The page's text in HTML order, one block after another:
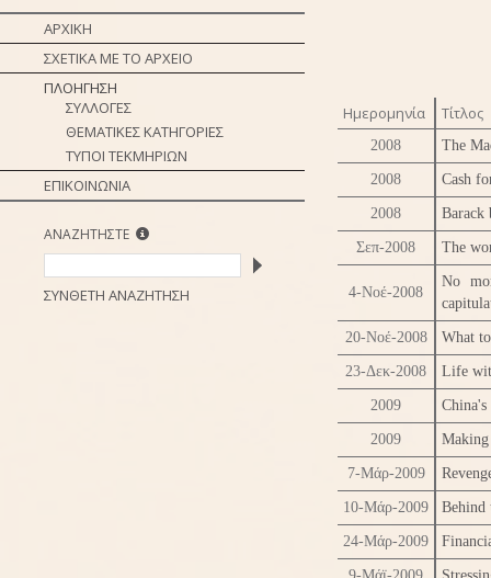
ΑΡΧΙΚΗ
ΣΧΕΤΙΚΑ ΜΕ ΤΟ ΑΡΧΕΙΟ
ΠΛΟΗΓΗΣΗ
ΣΥΛΛΟΓΕΣ
ΘΕΜΑΤΙΚΕΣ ΚΑΤΗΓΟΡΙΕΣ
ΤΥΠΟΙ ΤΕΚΜΗΡΙΩΝ
ΕΠΙΚΟΙΝΩΝΙΑ
ΑΝΑΖΗΤΗΣΤΕ
ΣΥΝΘΕΤΗ ΑΝΑΖΗΤΗΣΗ
Ημερομηνία Τίτλος
2008 The
2008 Cash
2008 Barack
Σεπ-2008 The
4-Νοέ-2008
No
20-Νοέ-2008 What
23-Δεκ-2008 Life
2009
2009
7-Μάρ-2009
10-Μάρ-2009 Behind
24-Μάρ-2009